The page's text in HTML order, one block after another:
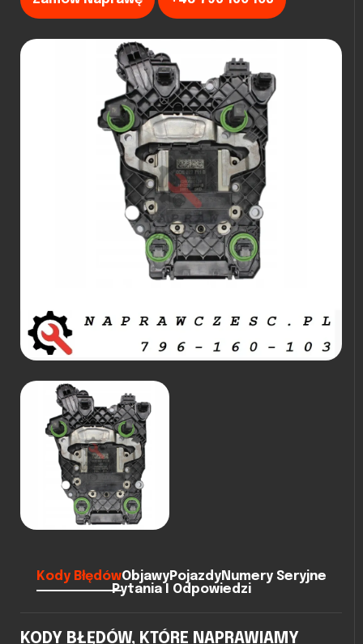
Kody BłędówObjawyPojazdyNumery Seryjne
Pytania I Odpowiedzi
KODY BŁĘDÓW, KTÓRE NAPRAWIAMY